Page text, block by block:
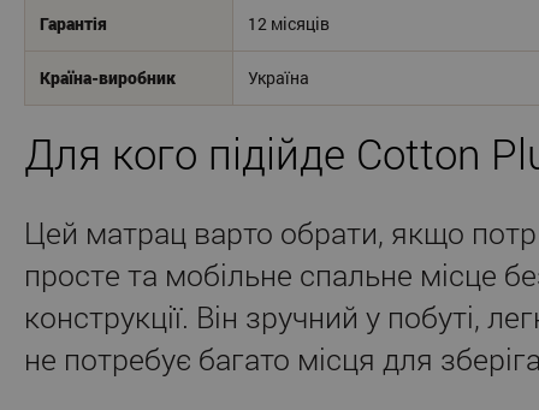
Гарантія 12 місяців
Країна-виробник Україна
Для кого підійде Cotton
Цей матрац варто обрати, якщо
просте та мобільне спальне місце
конструкції. Він зручний у побуті,
не потребує багато місця для